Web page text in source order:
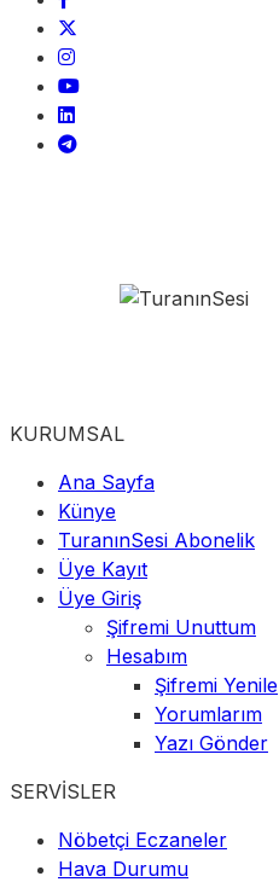
KURUMSAL
Ana Sayfa
Künye
TuranınSesi Abonelik
Üye Kayıt
Üye Giriş
Şifremi Unuttum
Hesabım
Şifremi Yenile
Yorumlarım
Yazı Gönder
SERVİSLER
Nöbetçi Eczaneler
Hava Durumu